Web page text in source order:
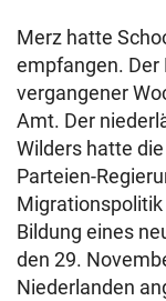
Merz hatte
empfangen.
vergangener
Amt. Der
Wilders hatte
Parteien-
Bildung eines
den 29.
Niederlanden